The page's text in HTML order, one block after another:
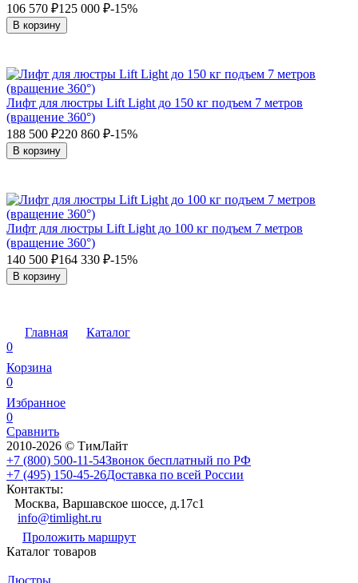
106 570 ₽125 000 ₽-15%
В корзину
Лифт для люстры Lift Light до 150 кг подъем 7 метров
(вращение 360°)
188 500 ₽220 860 ₽-15%
В корзину
Лифт для люстры Lift Light до 100 кг подъем 7 метров
(вращение 360°)
140 500 ₽164 330 ₽-15%
В корзину
Главная
Каталог
0
Корзина
0
Избранное
0
Сравнить
2010-2026 © ТимЛайт
+7 (800) 500-11-54Звонок бесплатный по РФ
+7 (495) 150-45-26Доставка по всей России
Контакты:
Москва, Варшавское шоссе, д.17c1
info@timlight.ru
Проложить маршрут
Каталог товаров
Люстры